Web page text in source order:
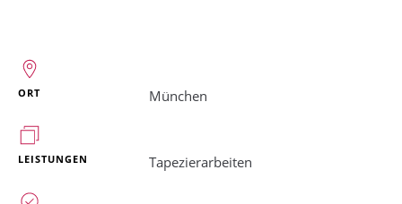
ORT München
LEISTUNGEN Tapezierarbeiten